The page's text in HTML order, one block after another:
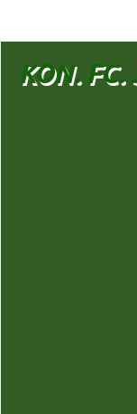
KON.